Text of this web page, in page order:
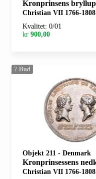
Kronprinsens bryllup
Christian VII 1766-1808
Kvalitet: 0/01
kr 900,00
7 Bud
Objekt 211 - Denmark
Kronprinsessens
Christian VII 1766-1808